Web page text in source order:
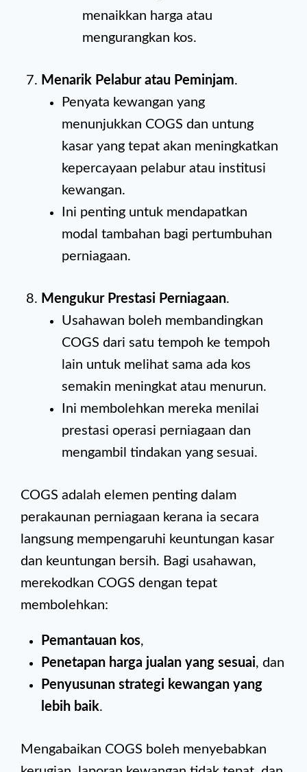
menaikkan harga atau
mengurangkan kos.
Menarik Pelabur atau Peminjam.
Penyata kewangan yang
menunjukkan COGS dan untung
kasar yang tepat akan meningkatkan
kepercayaan pelabur atau institusi
kewangan.
Ini penting untuk mendapatkan
modal tambahan bagi pertumbuhan
perniagaan.
Mengukur Prestasi Perniagaan.
Usahawan boleh membandingkan
COGS dari satu tempoh ke tempoh
lain untuk melihat sama ada kos
semakin meningkat atau menurun.
Ini membolehkan mereka menilai
prestasi operasi perniagaan dan
mengambil tindakan yang sesuai.
COGS adalah elemen penting dalam
perakaunan perniagaan kerana ia secara
langsung mempengaruhi keuntungan kasar
dan keuntungan bersih. Bagi usahawan,
merekodkan COGS dengan tepat
membolehkan:
Pemantauan kos,
Penetapan harga jualan yang sesuai, dan
Penyusunan strategi kewangan yang
lebih baik.
Mengabaikan COGS boleh menyebabkan